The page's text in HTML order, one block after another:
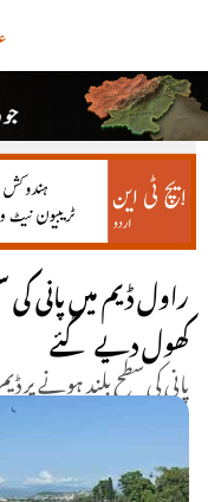
راول ڈیم میں پانی
کھول دیے گئے
پانی کی سطح بلند ہونے